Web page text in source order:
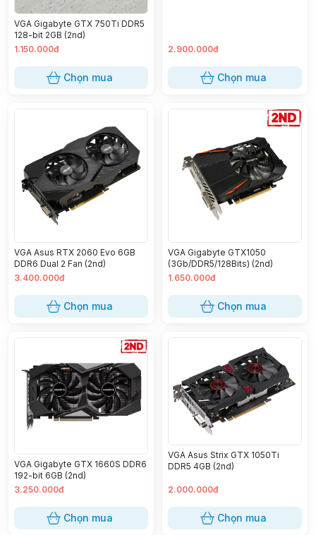
VGA Gigabyte GTX 750Ti DDR5
128-bit 2GB (2nd)
1.150.000đ
Chọn mua
2.900.000đ
Chọn mua
VGA Asus RTX 2060 Evo 6GB
DDR6 Dual 2 Fan (2nd)
3.400.000đ
Chọn mua
VGA Gigabyte GTX1050
(3Gb/DDR5/128Bits) (2nd)
1.650.000đ
Chọn mua
VGA Gigabyte GTX 1660S DDR6
192-bit 6GB (2nd)
3.250.000đ
Chọn mua
VGA Asus Strix GTX 1050Ti
DDR5 4GB (2nd)
2.000.000đ
Chọn mua